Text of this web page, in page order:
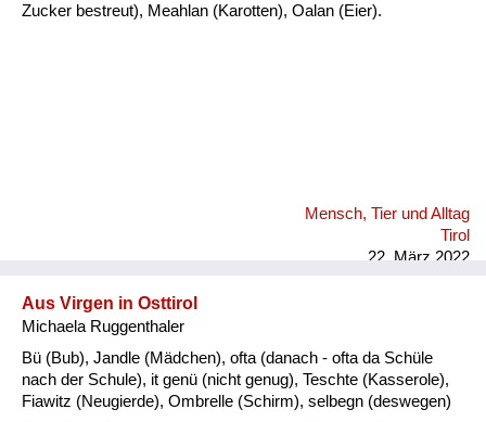
Zucker bestreut), Meahlan (Karotten), Oalan (Eier).
Mensch, Tier und Alltag
Tirol
22. März 2022
Aus Virgen in Osttirol
Michaela Ruggenthaler
Bü (Bub), Jandle (Mädchen), ofta (danach - ofta da Schüle
nach der Schule), it genü (nicht genug), Teschte (Kasserole),
Fiawitz (Neugierde), Ombrelle (Schirm), selbegn (deswegen)